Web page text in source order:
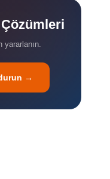
yararlanın.
→